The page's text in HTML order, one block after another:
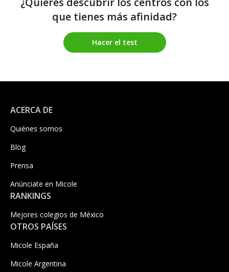
que tienes más afinidad?
Hacer el test
ACERCA DE
Quiénes somos
Blog
Prensa
Anúnciate en Micole
RANKINGS
Mejores colegios de México
OTROS PAÍSES
Micole España
Micole Argentina